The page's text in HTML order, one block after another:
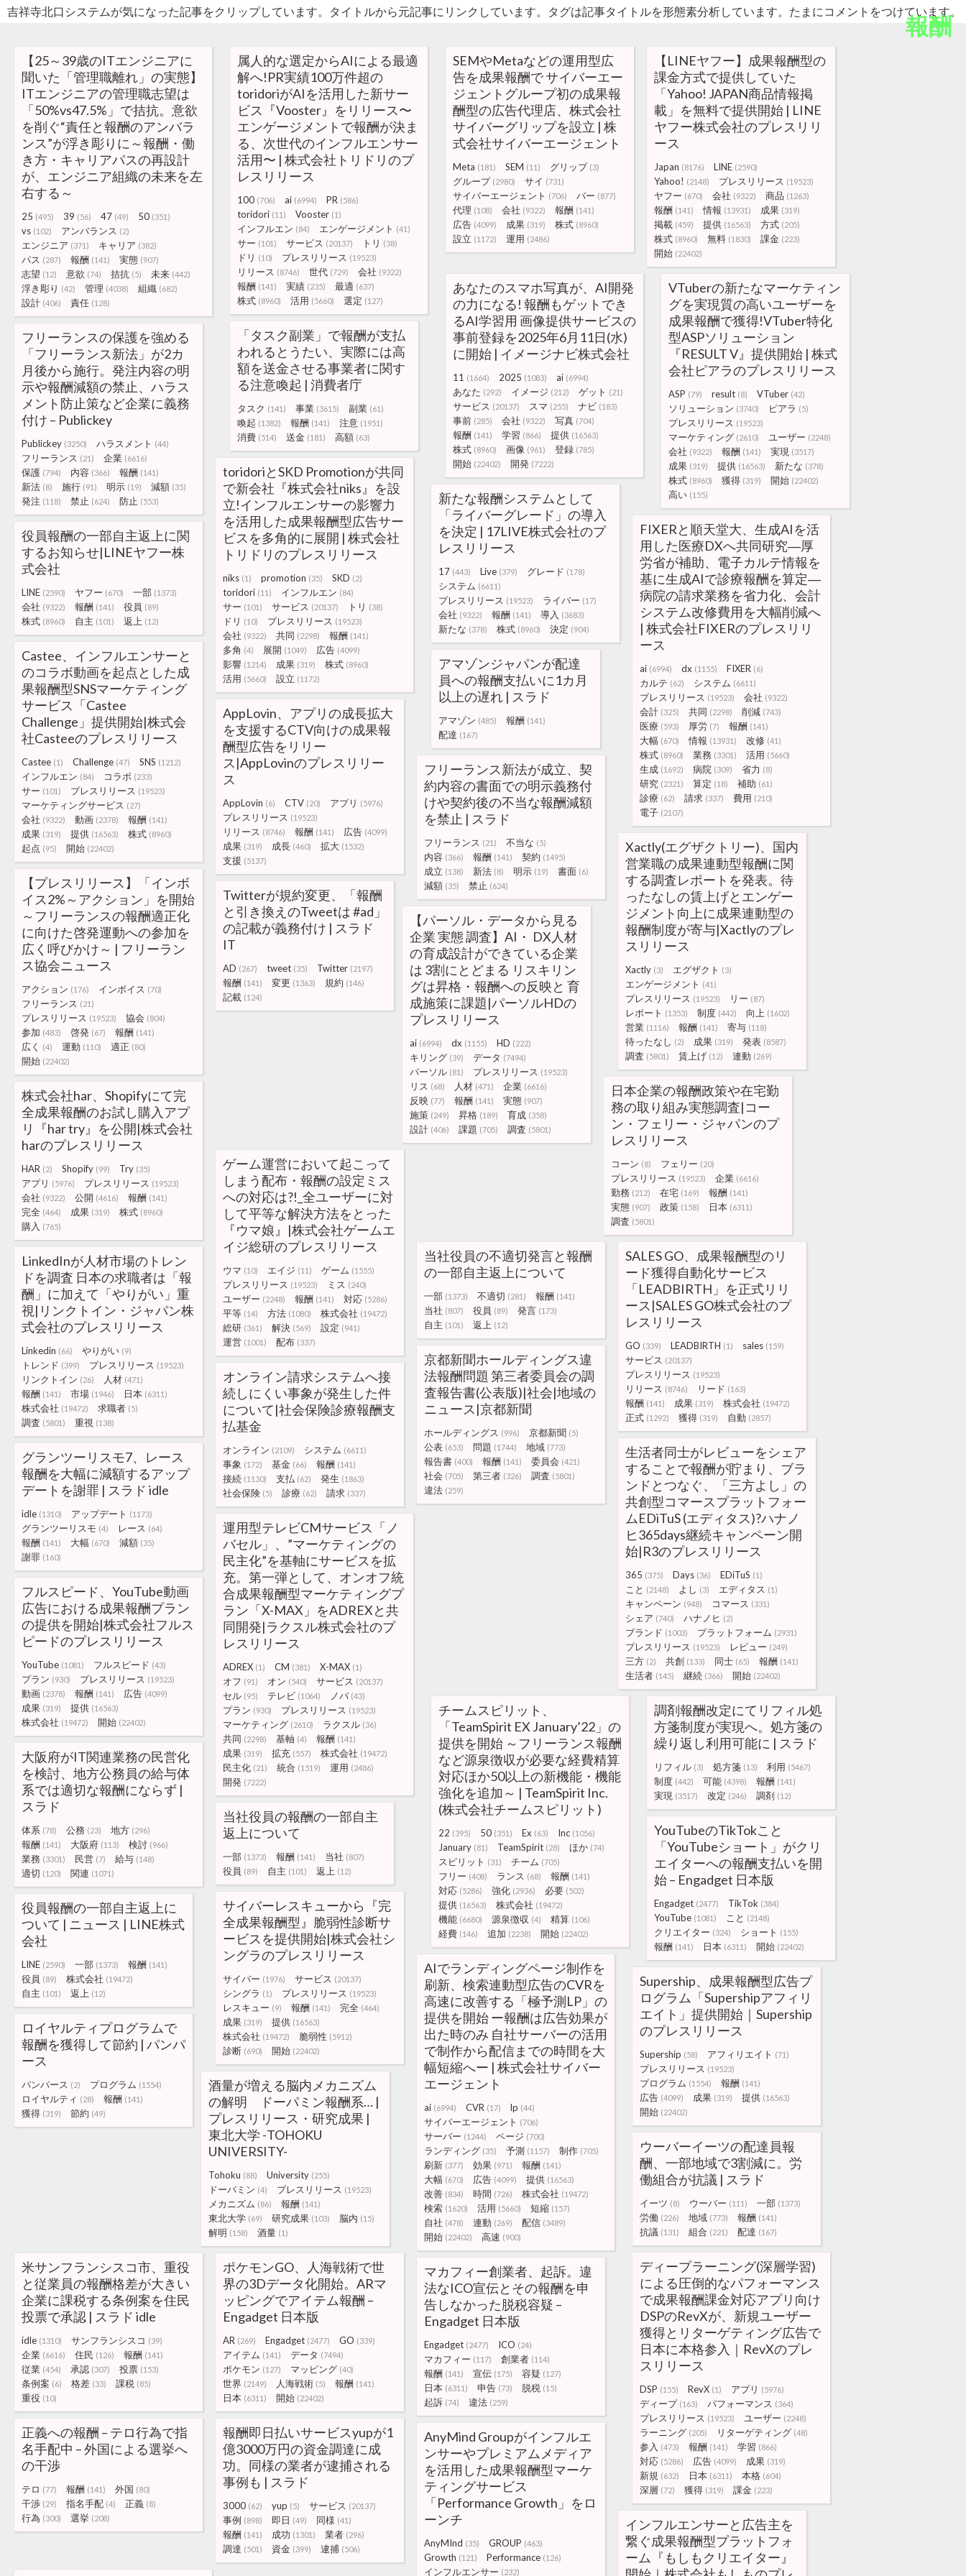
吉祥寺北口システムが気になった記事をクリップしています。タイトルから元記事にリンクしています。タグは記事タイトルを形態素分析しています。たまにコメントをつけています。
報酬
【25～39歳のITエンジニアに
聞いた「管理職離れ」の実態】
ITエンジニアの管理職志望は
「50%vs47.5%」で拮抗。意欲
を削ぐ“責任と報酬のアンバラ
ンス”が浮き彫りに～報酬・働
き方・キャリアパスの再設計
が、エンジニア組織の未来を左
右する～
25 (495) 39 (56) 47 (49) 50 (351)
vs (102) アンバランス (2)
エンジニア (371) キャリア (382)
パス (287) 報酬 (141) 実態 (907)
志望 (12) 意欲 (74) 拮抗 (5) 未来 (442)
浮き彫り (42) 管理 (4038) 組織 (682)
設計 (406) 責任 (128)
属人的な選定からAIによる最適
解へ!PR実績100万件超の
toridoriがAIを活用した新サー
ビス『Vooster』をリリース〜
エンゲージメントで報酬が決ま
る、次世代のインフルエンサー
活用〜 | 株式会社トリドリのプ
レスリリース
100 (706) ai (6994) PR (586)
toridori (11) Vooster (1)
インフルエン (84) エンゲージメント (41)
サー (101) サービス (20137) トリ (38)
ドリ (10) プレスリリース (19523)
リリース (8746) 世代 (729) 会社 (9322)
報酬 (141) 実績 (235) 最適 (637)
株式 (8960) 活用 (5660) 選定 (127)
SEMやMetaなどの運用型広
告を成果報酬で サイバーエー
ジェントグループ初の成果報
酬型の広告代理店、株式会社
サイバーグリップを設立 | 株
式会社サイバーエージェント
Meta (181) SEM (11) グリップ (3)
グループ (2980) サイ (731)
サイバーエージェント (706) バー (877)
代理 (108) 会社 (9322) 報酬 (141)
広告 (4099) 成果 (319) 株式 (8960)
設立 (1172) 運用 (2486)
【LINEヤフー】成果報酬型の
課金方式で提供していた
「Yahoo! JAPAN商品情報掲
載」を無料で提供開始 | LINE
ヤフー株式会社のプレスリリ
ース
Japan (8176) LINE (2590)
Yahoo! (2148) プレスリリース (19523)
ヤフー (670) 会社 (9322) 商品 (1263)
報酬 (141) 情報 (13931) 成果 (319)
掲載 (459) 提供 (16563) 方式 (205)
株式 (8960) 無料 (1830) 課金 (223)
開始 (22402)
あなたのスマホ写真が、AI開発
の力になる! 報酬もゲットでき
るAI学習用 画像提供サービスの
事前登録を2025年6月11日(水)
に開始 | イメージナビ株式会社
11 (1664) 2025 (1083) ai (6994)
あなた (292) イメージ (212) ゲット (21)
サービス (20137) スマ (255) ナビ (183)
事前 (285) 会社 (9322) 写真 (704)
報酬 (141) 学習 (866) 提供 (16563)
株式 (8960) 画像 (961) 登録 (785)
開始 (22402) 開発 (7222)
VTuberの新たなマーケティン
グを実現質の高いユーザーを
成果報酬で獲得!VTuber特化
型ASPソリューション
『RESULT V』提供開始 | 株式
会社ピアラのプレスリリース
ASP (79) result (8) VTuber (42)
ソリューション (3740) ピアラ (5)
プレスリリース (19523)
マーケティング (2610) ユーザー (2248)
会社 (9322) 報酬 (141) 実現 (3517)
成果 (319) 提供 (16563) 新たな (378)
株式 (8960) 獲得 (319) 開始 (22402)
高い (155)
「タスク副業」で報酬が支払
われるとうたい、実際には高
額を送金させる事業者に関す
る注意喚起 | 消費者庁
タスク (141) 事業 (3615) 副業 (61)
喚起 (1382) 報酬 (141) 注意 (1951)
消費 (514) 送金 (181) 高額 (63)
フリーランスの保護を強める
「フリーランス新法」が2カ
月後から施行。発注内容の明
示や報酬減額の禁止、ハラス
メント防止策など企業に義務
付け – Publickey
Publickey (3250) ハラスメント (44)
フリーランス (21) 企業 (6616)
保護 (794) 内容 (366) 報酬 (141)
新法 (8) 施行 (91) 明示 (19) 減額 (35)
発注 (118) 禁止 (624) 防止 (553)
toridoriとSKD Promotionが共同
で新会社『株式会社niks』を設
立!インフルエンサーの影響力
を活用した成果報酬型広告サー
ビスを多角的に展開 | 株式会社
トリドリのプレスリリース
niks (1) promotion (35) SKD (2)
toridori (11) インフルエン (84)
サー (101) サービス (20137) トリ (38)
ドリ (10) プレスリリース (19523)
会社 (9322) 共同 (2298) 報酬 (141)
多角 (4) 展開 (1049) 広告 (4099)
影響 (1214) 成果 (319) 株式 (8960)
活用 (5660) 設立 (1172)
新たな報酬システムとして
「ライバーグレード」の導入
を決定 | 17LIVE株式会社のプ
レスリリース
17 (443) Live (379) グレード (178)
システム (6611)
プレスリリース (19523) ライバー (17)
会社 (9322) 報酬 (141) 導入 (3683)
新たな (378) 株式 (8960) 決定 (904)
FIXERと順天堂大、生成AIを活
用した医療DXへ共同研究―厚
労省が補助、電子カルテ情報を
基に生成AIで診療報酬を算定―
病院の請求業務を省力化、会計
システム改修費用を大幅削減へ
| 株式会社FIXERのプレスリリ
ース
ai (6994) dx (1155) FIXER (6)
カルテ (62) システム (6611)
プレスリリース (19523) 会社 (9322)
会計 (325) 共同 (2298) 削減 (743)
医療 (593) 厚労 (7) 報酬 (141)
大幅 (670) 情報 (13931) 改修 (41)
株式 (8960) 業務 (3301) 活用 (5660)
生成 (1692) 病院 (309) 省力 (8)
研究 (2321) 算定 (18) 補助 (61)
診療 (62) 請求 (337) 費用 (210)
電子 (2107)
役員報酬の一部自主返上に関
するお知らせ|LINEヤフー株
式会社
LINE (2590) ヤフー (670) 一部 (1373)
会社 (9322) 報酬 (141) 役員 (89)
株式 (8960) 自主 (101) 返上 (12)
Castee、インフルエンサーと
のコラボ動画を起点とした成
果報酬型SNSマーケティング
サービス「Castee
Challenge」提供開始|株式会
社Casteeのプレスリリース
Castee (1) Challenge (47) SNS (1212)
インフルエン (84) コラボ (233)
サー (101) プレスリリース (19523)
マーケティングサービス (27)
会社 (9322) 動画 (2378) 報酬 (141)
成果 (319) 提供 (16563) 株式 (8960)
起点 (95) 開始 (22402)
アマゾンジャパンが配達
員への報酬支払いに1カ月
以上の遅れ | スラド
アマゾン (485) 報酬 (141)
配達 (167)
AppLovin、アプリの成長拡大
を支援するCTV向けの成果報
酬型広告をリリー
ス|AppLovinのプレスリリー
ス
AppLovin (6) CTV (20) アプリ (5976)
プレスリリース (19523)
リリース (8746) 報酬 (141) 広告 (4099)
成果 (319) 成長 (460) 拡大 (1532)
支援 (5137)
フリーランス新法が成立、契
約内容の書面での明示義務付
けや契約後の不当な報酬減額
を禁止 | スラド
フリーランス (21) 不当な (5)
内容 (366) 報酬 (141) 契約 (1495)
成立 (138) 新法 (8) 明示 (19) 書面 (6)
減額 (35) 禁止 (624)
Xactly(エグザクトリー)、国内
営業職の成果連動型報酬に関
する調査レポートを発表。待
ったなしの賃上げとエンゲー
ジメント向上に成果連動型の
報酬制度が寄与|Xactlyのプレ
スリリース
Xactly (3) エグザクト (3)
エンゲージメント (41)
プレスリリース (19523) リー (87)
レポート (1353) 制度 (442) 向上 (1602)
営業 (1116) 報酬 (141) 寄与 (118)
待ったなし (2) 成果 (319) 発表 (8587)
調査 (5801) 賃上げ (12) 連動 (269)
【プレスリリース】「インボ
イス2%～アクション」を開始
～フリーランスの報酬適正化
に向けた啓発運動への参加を
広く呼びかけ～ | フリーラン
ス協会ニュース
アクション (176) インボイス (70)
フリーランス (21)
プレスリリース (19523) 協会 (804)
参加 (483) 啓発 (67) 報酬 (141)
広く (4) 運動 (110) 適正 (80)
開始 (22402)
Twitterが規約変更、「報酬
と引き換えのTweetは #ad」
の記載が義務付け | スラド
IT
AD (267) tweet (35) Twitter (2197)
報酬 (141) 変更 (1363) 規約 (146)
記載 (124)
【パーソル・データから見る
企業 実態 調査】AI・ DX人材
の育成設計ができている企業
は 3割にとどまる リスキリン
グは昇格・報酬への反映と 育
成施策に課題|パーソルHDの
プレスリリース
ai (6994) dx (1155) HD (222)
キリング (39) データ (7494)
パーソル (81) プレスリリース (19523)
リス (68) 人材 (471) 企業 (6616)
反映 (77) 報酬 (141) 実態 (907)
施策 (249) 昇格 (189) 育成 (358)
設計 (406) 課題 (705) 調査 (5801)
日本企業の報酬政策や在宅勤
務の取り組み実態調査|コー
ン・フェリー・ジャパンのプ
レスリリース
コーン (8) フェリー (20)
プレスリリース (19523) 企業 (6616)
勤務 (212) 在宅 (169) 報酬 (141)
実態 (907) 政策 (158) 日本 (6311)
調査 (5801)
株式会社har、Shopifyにて完
全成果報酬のお試し購入アプ
リ『har try』を公開|株式会社
harのプレスリリース
HAR (2) Shopify (99) Try (35)
アプリ (5976) プレスリリース (19523)
会社 (9322) 公開 (4616) 報酬 (141)
完全 (464) 成果 (319) 株式 (8960)
購入 (765)
ゲーム運営において起こって
しまう配布・報酬の設定ミス
への対応は?!_全ユーザーに対
して平等な解決方法をとった
『ウマ娘』|株式会社ゲームエ
イジ総研のプレスリリース
ウマ (10) エイジ (11) ゲーム (1555)
プレスリリース (19523) ミス (240)
ユーザー (2248) 報酬 (141) 対応 (5286)
平等 (14) 方法 (1080) 株式会社 (19472)
総研 (361) 解決 (569) 設定 (941)
運営 (1001) 配布 (337)
当社役員の不適切発言と報酬
の一部自主返上について
一部 (1373) 不適切 (281) 報酬 (141)
当社 (807) 役員 (89) 発言 (173)
自主 (101) 返上 (12)
SALES GO、成果報酬型のリ
ード獲得自動化サービス
「LEADBIRTH」を正式リリ
ース|SALES GO株式会社のプ
レスリリース
GO (339) LEADBIRTH (1) sales (159)
サービス (20137)
プレスリリース (19523)
リリース (8746) リード (163)
報酬 (141) 成果 (319) 株式会社 (19472)
正式 (1292) 獲得 (319) 自動 (2857)
LinkedInが人材市場のトレン
ドを調査 日本の求職者は「報
酬」に加えて「やりがい」重
視|リンクトイン・ジャパン株
式会社のプレスリリース
Linkedin (66) やりがい (9)
トレンド (399) プレスリリース (19523)
リンクトイン (26) 人材 (471)
報酬 (141) 市場 (1946) 日本 (6311)
株式会社 (19472) 求職者 (5)
調査 (5801) 重視 (138)
京都新聞ホールディングス違
法報酬問題 第三者委員会の調
査報告書(公表版)|社会|地域の
ニュース|京都新聞
ホールディングス (996) 京都新聞 (5)
公表 (653) 問題 (1744) 地域 (773)
報告書 (400) 報酬 (141) 委員会 (421)
社会 (705) 第三者 (326) 調査 (5801)
違法 (259)
オンライン請求システムへ接
続しにくい事象が発生した件
について|社会保険診療報酬支
払基金
オンライン (2109) システム (6611)
事象 (172) 基金 (66) 報酬 (141)
接続 (1130) 支払 (62) 発生 (1863)
社会保険 (5) 診療 (62) 請求 (337)
生活者同士がレビューをシェア
することで報酬が貯まり、ブラ
ンドとつなぐ、「三方よし」の
共創型コマースプラットフォー
ムEDiTuS (エディタス)?ハナノ
ヒ365days継続キャンペーン開
始|R3のプレスリリース
365 (375) Days (36) EDiTuS (1)
こと (2148) よし (3) エディタス (1)
キャンペーン (948) コマース (331)
シェア (740) ハナノヒ (2)
ブランド (1003) プラットフォーム (2931)
プレスリリース (19523) レビュー (249)
三方 (2) 共創 (133) 同士 (65) 報酬 (141)
生活者 (145) 継続 (366) 開始 (22402)
グランツーリスモ7、レース
報酬を大幅に減額するアップ
デートを謝罪 | スラド idle
idle (1310) アップデート (1173)
グランツーリスモ (4) レース (64)
報酬 (141) 大幅 (670) 減額 (35)
謝罪 (160)
運用型テレビCMサービス「ノ
バセル」、”マーケティングの
民主化”を基軸にサービスを拡
充。第一弾として、オンオフ統
合成果報酬型マーケティングプ
ラン「X-MAX」をADREXと共
同開発|ラクスル株式会社のプ
レスリリース
ADREX (1) CM (381) X-MAX (1)
オフ (91) オン (540) サービス (20137)
セル (95) テレビ (1064) ノバ (43)
プラン (930) プレスリリース (19523)
マーケティング (2610) ラクスル (36)
共同 (2298) 基軸 (4) 報酬 (141)
成果 (319) 拡充 (557) 株式会社 (19472)
民主化 (21) 統合 (1519) 運用 (2486)
開発 (7222)
チームスピリット、
「TeamSpirit EX January’22」の
提供を開始 ～フリーランス報酬
など源泉徴収が必要な経費精算
対応ほか50以上の新機能・機能
強化を追加～ | TeamSpirit Inc.
(株式会社チームスピリット)
22 (395) 50 (351) Ex (63) Inc (1056)
January (81) TeamSpirit (28) ほか (74)
スピリット (31) チーム (705)
フリー (408) ランス (68) 報酬 (141)
対応 (5286) 強化 (2936) 必要 (502)
提供 (16563) 株式会社 (19472)
機能 (6680) 源泉徴収 (4) 精算 (106)
経費 (146) 追加 (2238) 開始 (22402)
フルスピード、YouTube動画
広告における成果報酬プラン
の提供を開始|株式会社フルス
ピードのプレスリリース
YouTube (1081) フルスピード (43)
プラン (930) プレスリリース (19523)
動画 (2378) 報酬 (141) 広告 (4099)
成果 (319) 提供 (16563)
株式会社 (19472) 開始 (22402)
調剤報酬改定にてリフィル処
方箋制度が実現へ。処方箋の
繰り返し利用可能に | スラド
リフィル (3) 処方箋 (13) 利用 (5467)
制度 (442) 可能 (4398) 報酬 (141)
実現 (3517) 改定 (246) 調剤 (12)
大阪府がIT関連業務の民営化
を検討、地方公務員の給与体
系では適切な報酬にならず |
スラド
体系 (78) 公務 (23) 地方 (296)
報酬 (141) 大阪府 (113) 検討 (966)
業務 (3301) 民営 (7) 給与 (148)
適切 (120) 関連 (1071)
当社役員の報酬の一部自主
返上について
一部 (1373) 報酬 (141) 当社 (807)
役員 (89) 自主 (101) 返上 (12)
YouTubeのTikTokこと
「YouTubeショート」がクリ
エイターへの報酬支払いを開
始 – Engadget 日本版
Engadget (2477) TikTok (384)
YouTube (1081) こと (2148)
クリエイター (324) ショート (155)
報酬 (141) 日本 (6311) 開始 (22402)
サイバーレスキュー‎から『完
全成果報酬型』脆弱性診断サ
ービスを提供開始|株式会社シ
ングラのプレスリリース
サイバー (1976) サービス (20137)
シングラ (1) プレスリリース (19523)
レスキュー (9) 報酬 (141) 完全 (464)
成果 (319) 提供 (16563)
株式会社 (19472) 脆弱性 (5912)
診断 (690) 開始 (22402)
AIでランディングページ制作を
刷新、検索連動型広告のCVRを
高速に改善する「極予測LP」の
提供を開始 ー報酬は広告効果が
出た時のみ 自社サーバーの活用
で制作から配信までの時間を大
幅短縮へー | 株式会社サイバー
エージェント
ai (6994) CVR (17) lp (44)
サイバーエージェント (706)
サーバー (1244) ページ (700)
ランディング (35) 予測 (1157) 制作 (705)
刷新 (377) 効果 (971) 報酬 (141)
大幅 (670) 広告 (4099) 提供 (16563)
改善 (834) 時間 (726) 株式会社 (19472)
検索 (1620) 活用 (5660) 短縮 (157)
自社 (478) 連動 (269) 配信 (3489)
開始 (22402) 高速 (900)
役員報酬の一部自主返上に
ついて | ニュース | LINE株式
会社
LINE (2590) 一部 (1373) 報酬 (141)
役員 (89) 株式会社 (19472)
自主 (101) 返上 (12)
Supership、成果報酬型広告プ
ログラム「Supershipアフィリ
エイト」提供開始｜Supership
のプレスリリース
Supership (58) アフィリエイト (71)
プレスリリース (19523)
プログラム (1554) 報酬 (141)
広告 (4099) 成果 (319) 提供 (16563)
開始 (22402)
ロイヤルティプログラムで
報酬を獲得して節約 | パンパ
ース
パンパース (2) プログラム (1554)
ロイヤルティ (28) 報酬 (141)
獲得 (319) 節約 (49)
酒量が増える脳内メカニズム
の解明 ドーパミン報酬系… |
プレスリリース・研究成果 |
東北大学 -TOHOKU
UNIVERSITY-
Tohoku (88) University (255)
ドーパミン (4) プレスリリース (19523)
メカニズム (86) 報酬 (141)
東北大学 (69) 研究成果 (103) 脳内 (15)
解明 (158) 酒量 (1)
ウーバーイーツの配達員報
酬、一部地域で3割減に。労
働組合が抗議 | スラド
イーツ (8) ウーバー (111) 一部 (1373)
労働 (226) 地域 (773) 報酬 (141)
抗議 (131) 組合 (221) 配達 (167)
ディープラーニング(深層学習)
による圧倒的なパフォーマンス
で成果報酬課金対応アプリ向け
DSPのRevXが、新規ユーザー
獲得とリターゲティング広告で
日本に本格参入｜RevXのプレ
スリリース
DSP (155) RevX (1) アプリ (5976)
ディープ (163) パフォーマンス (364)
プレスリリース (19523) ユーザー (2248)
ラーニング (205) リターゲティング (48)
参入 (473) 報酬 (141) 学習 (866)
対応 (5286) 広告 (4099) 成果 (319)
新規 (632) 日本 (6311) 本格 (604)
深層 (72) 獲得 (319) 課金 (223)
米サンフランシスコ市、重役
と従業員の報酬格差が大きい
企業に課税する条例案を住民
投票で承認 | スラド idle
idle (1310) サンフランシスコ (39)
企業 (6616) 住民 (126) 報酬 (141)
従業 (454) 承認 (307) 投票 (153)
条例案 (6) 格差 (33) 課税 (85)
重役 (10)
ポケモンGO、人海戦術で世
界の3Dデータ化開始。ARマ
ッピングでアイテム報酬 –
Engadget 日本版
AR (269) Engadget (2477) GO (339)
アイテム (141) データ (7494)
ポケモン (127) マッピング (40)
世界 (2149) 人海戦術 (5) 報酬 (141)
日本 (6311) 開始 (22402)
マカフィー創業者、起訴。違
法なICO宣伝とその報酬を申
告しなかった脱税容疑 –
Engadget 日本版
Engadget (2477) ICO (24)
マカフィー (117) 創業者 (114)
報酬 (141) 宣伝 (175) 容疑 (127)
日本 (6311) 申告 (73) 脱税 (15)
起訴 (74) 違法 (259)
正義への報酬 – テロ行為で指
名手配中 – 外国による選挙へ
の干渉
テロ (77) 報酬 (141) 外国 (80)
干渉 (29) 指名手配 (4) 正義 (8)
行為 (300) 選挙 (208)
報酬即日払いサービスyupが1
億3000万円の資金調達に成
功。同様の業者が逮捕される
事例も | スラド
3000 (62) yup (5) サービス (20137)
事例 (898) 即日 (49) 同様 (41)
報酬 (141) 成功 (1301) 業者 (296)
調達 (501) 資金 (399) 逮捕 (506)
AnyMind Groupがインフルエ
ンサーやプレミアムメディア
を活用した成果報酬型マーケ
ティングサービス
「Performance Growth」をロ
ーンチ
AnyMInd (35) GROUP (463)
Growth (121) Performance (126)
インフルエンサー (232)
インフルエンサーと広告主を
繋ぐ成果報酬型プラットフォ
ーム『もしもクリエイター』